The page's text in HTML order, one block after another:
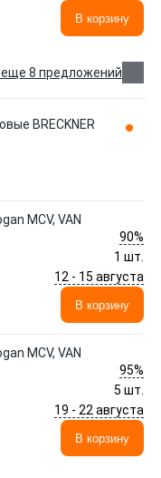
В корзину
еще 8 предложений
BRECKNER
MCV, VAN
90%
1 шт.
12 - 15 августа
В корзину
MCV, VAN
95%
5 шт.
19 - 22 августа
В корзину